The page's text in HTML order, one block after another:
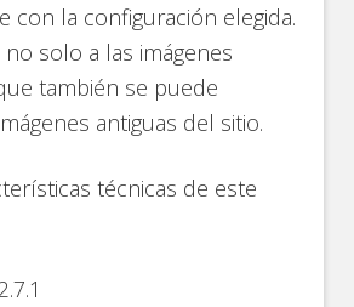
con la configuración elegida.
no solo a las imágenes
también se puede
antiguas del sitio.
técnicas de este